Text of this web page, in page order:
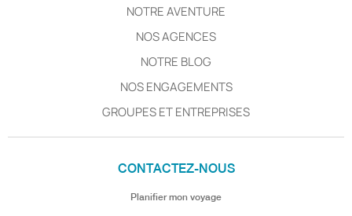
NOTRE AVENTURE
NOS AGENCES
NOTRE BLOG
NOS ENGAGEMENTS
GROUPES ET ENTREPRISES
CONTACTEZ-NOUS
Planifier mon voyage